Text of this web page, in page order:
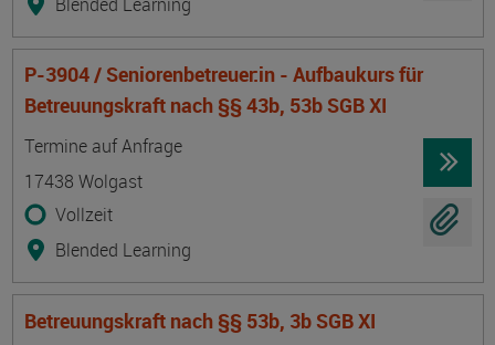
P-3904 / Seniorenbetreuer:in - Aufbaukurs für
Betreuungskraft nach §§ 43b, 53b SGB XI
Termine auf Anfrage
17438 Wolgast
Vollzeit
Blended Learning
Betreuungskraft nach §§ 53b, 3b SGB XI